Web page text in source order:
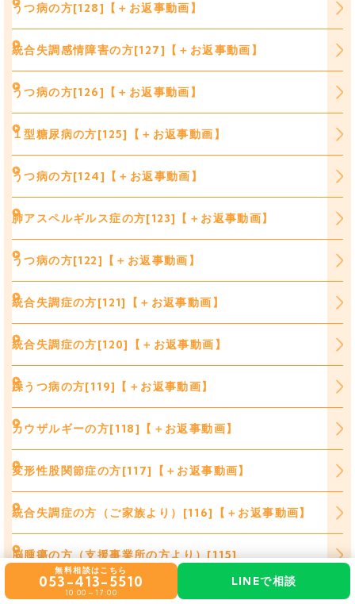
うつ病の方[128]【＋お返事動画】
統合失調感情障害の方[127]【＋お返事動画】
うつ病の方[126]【＋お返事動画】
１型糖尿病の方[125]【＋お返事動画】
うつ病の方[124]【＋お返事動画】
肺アスペルギルス症の方[123]【＋お返事動画】
うつ病の方[122]【＋お返事動画】
統合失調症の方[121]【＋お返事動画】
統合失調症の方[120]【＋お返事動画】
躁うつ病の方[119]【＋お返事動画】
カウザルギーの方[118]【＋お返事動画】
変形性股関節症の方[117]【＋お返事動画】
統合失調症の方（ご家族より）[116]【＋お返事動画】
脳腫瘍の方（支援事業所の方より）[115]
人工股関節の方[114]【＋お返事動画】
無料相談はこちら
053-413-5510
10:00～17:00
LINEで相談